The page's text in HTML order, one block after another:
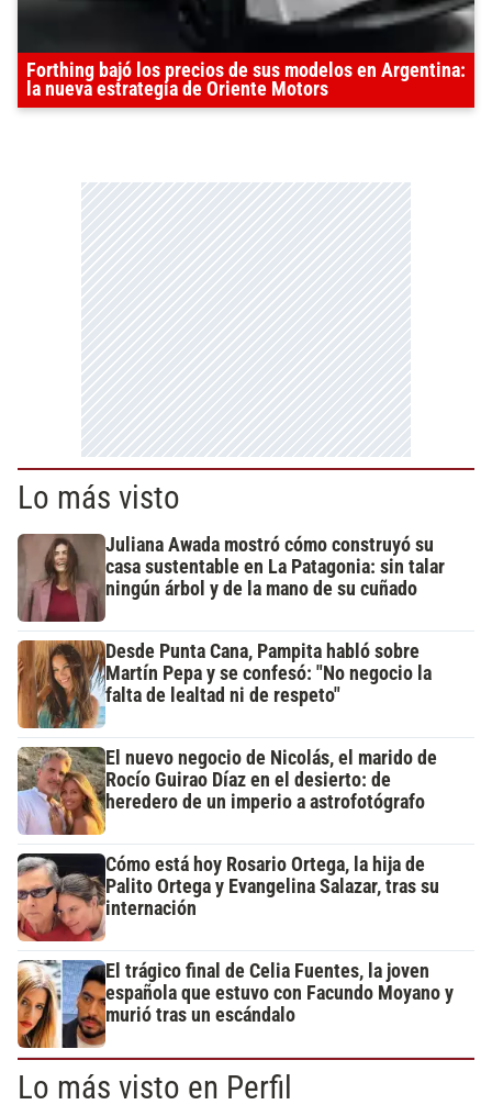
Forthing bajó los precios de sus modelos en Argentina:
la nueva estrategia de Oriente Motors
Lo más visto
Juliana Awada mostró cómo construyó su
casa sustentable en La Patagonia: sin talar
ningún árbol y de la mano de su cuñado
Desde Punta Cana, Pampita habló sobre
Martín Pepa y se confesó: "No negocio la
falta de lealtad ni de respeto"
El nuevo negocio de Nicolás, el marido de
Rocío Guirao Díaz en el desierto: de
heredero de un imperio a astrofotógrafo
Cómo está hoy Rosario Ortega, la hija de
Palito Ortega y Evangelina Salazar, tras su
internación
El trágico final de Celia Fuentes, la joven
española que estuvo con Facundo Moyano y
murió tras un escándalo
Lo más visto en Perfil